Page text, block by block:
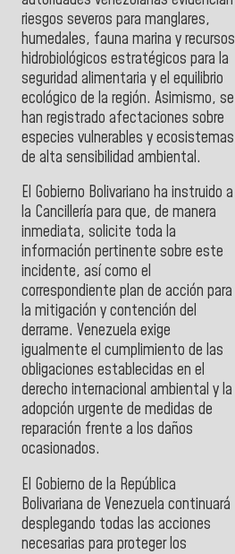
riesgos severos para manglares,
humedales, fauna marina y recursos
hidrobiológicos estratégicos para la
seguridad alimentaria y el equilibrio
ecológico de la región. Asimismo, se
han registrado afectaciones sobre
especies vulnerables y ecosistemas
de alta sensibilidad ambiental.
El Gobierno Bolivariano ha instruido a
la Cancillería para que, de manera
inmediata, solicite toda la
información pertinente sobre este
incidente, así como el
correspondiente plan de acción para
la mitigación y contención del
derrame. Venezuela exige
igualmente el cumplimiento de las
obligaciones establecidas en el
derecho internacional ambiental y la
adopción urgente de medidas de
reparación frente a los daños
ocasionados.
El Gobierno de la República
Bolivariana de Venezuela continuará
desplegando todas las acciones
necesarias para proteger los